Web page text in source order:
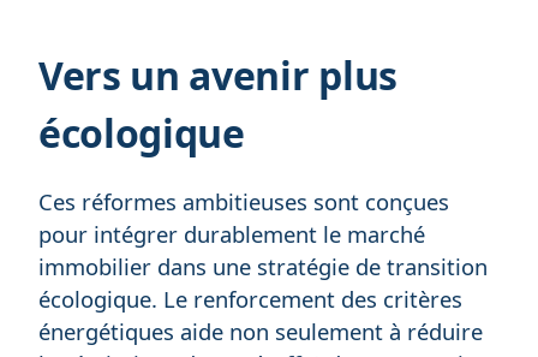
Vers un avenir plus
écologique
Ces réformes ambitieuses sont conçues
pour intégrer durablement le marché
immobilier dans une stratégie de transition
écologique. Le renforcement des critères
énergétiques aide non seulement à réduire